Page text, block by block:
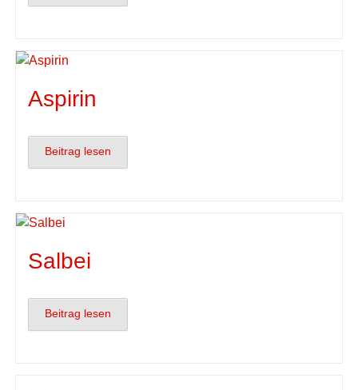
Aspirin
Beitrag lesen
Salbei
Beitrag lesen